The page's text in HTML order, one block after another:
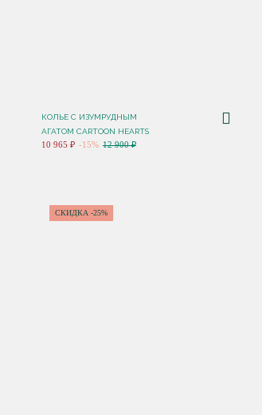
КОЛЬЕ C ИЗУМРУДНЫМ
АГАТОМ CARTOON HEARTS
10 965 ₽ -15% 12 900 ₽
СКИДКА -25%